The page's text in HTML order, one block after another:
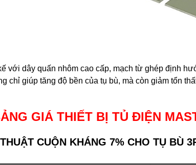
với dây quấn nhôm cao cấp, mạch từ ghép định
chỉ giúp tăng độ bền của tụ bù, mà còn giảm tổn
GIÁ THIẾT BỊ TỦ ĐIỆN
CUỘN KHÁNG 7% CHO TỤ BÙ